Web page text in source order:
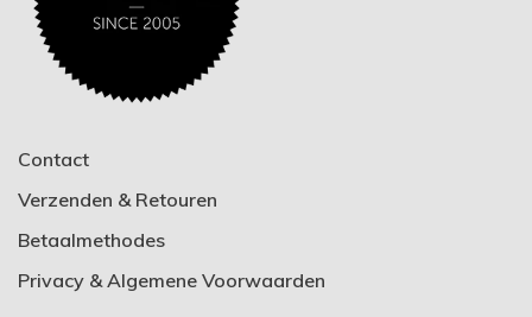
Contact
Verzenden & Retouren
Betaalmethodes
Privacy & Algemene Voorwaarden